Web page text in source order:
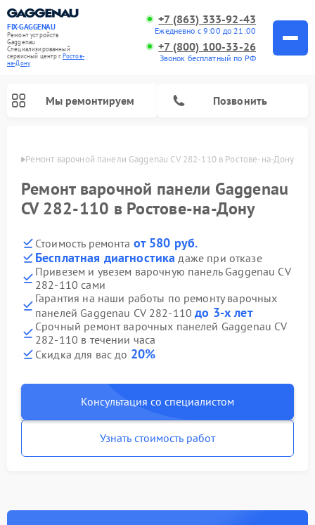
FIX-GAGGENAU
Ремонт устройств
Gaggenau
Специализированный
cервисный центр г.Ростов-
на-Дону
+7 (863) 333-92-43
Ежедневно с 9:00 до 21:00
+7 (800) 100-33-26
Звонок бесплатный по РФ
Мы ремонтируем Позвонить
Ремонт варочной панели Gaggenau CV 282-110 в Ростове-на-Дону
Ремонт варочной панели Gaggenau
CV 282-110 в Ростове-на-Дону
Стоимость ремонта от 580 руб.
Бесплатная диагностика даже при отказе
Привезем и увезем варочную панель Gaggenau CV
282-110 сами
Гарантия на наши работы по ремонту варочных
панелей Gaggenau CV 282-110до 3-х лет
Срочный ремонт варочных панелей Gaggenau CV
282-110 в течении часа
Скидка для вас до 20%
Консультация со специалистом
Узнать стоимость работ